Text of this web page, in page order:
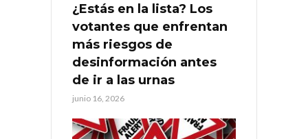
¿Estás en la lista? Los
votantes que enfrentan
más riesgos de
desinformación antes
de ir a las urnas
junio 16, 2026